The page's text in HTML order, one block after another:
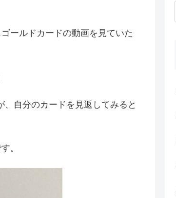
ールドカードの動画を見ていた
自分のカードを見返してみると
。